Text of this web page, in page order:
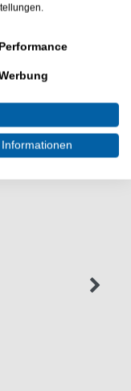
Netz.
Performance
Informationen